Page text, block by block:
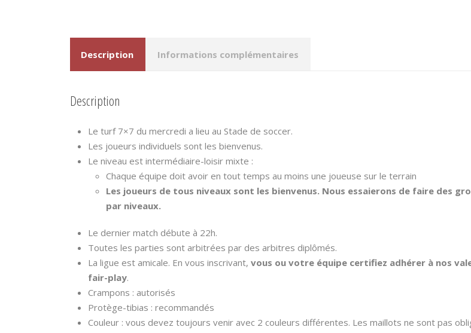
Description Informations complémentaires
Description
Le turf 7×7 du mercredi a lieu au Stade de soccer.
Les joueurs individuels sont les bienvenus.
Le niveau est intermédiaire-loisir mixte :
Chaque équipe doit avoir en tout temps au moins une joueuse sur le terrain
Les joueurs de tous niveaux sont les bienvenus. Nous essaierons de faire des
par niveaux.
Le dernier match débute à 22h.
Toutes les parties sont arbitrées par des arbitres diplômés.
La ligue est amicale. En vous inscrivant, vous ou votre équipe certifiez adhérer à nos
fair-play.
Crampons : autorisés
Protège-tibias : recommandés
Couleur : vous devez toujours venir avec 2 couleurs différentes. Les maillots ne sont pas